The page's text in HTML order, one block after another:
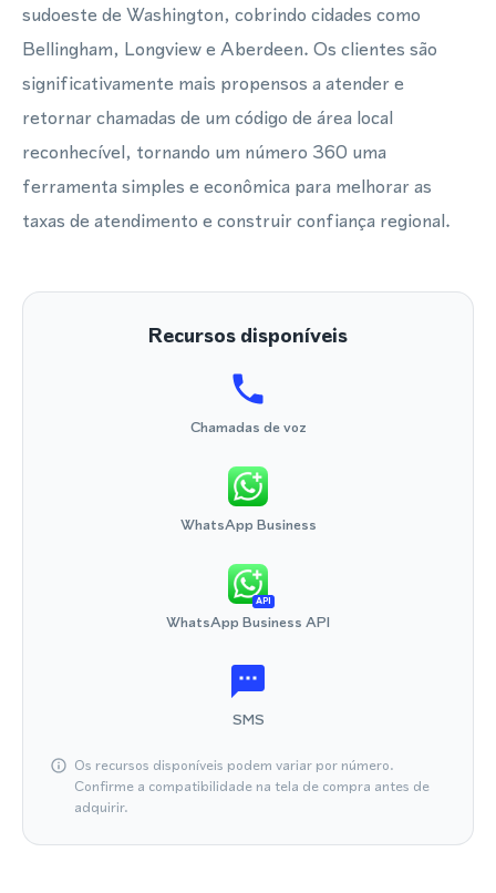
sudoeste de Washington, cobrindo cidades como
Bellingham, Longview e Aberdeen. Os clientes são
significativamente mais propensos a atender e
retornar chamadas de um código de área local
reconhecível, tornando um número 360 uma
ferramenta simples e econômica para melhorar as
taxas de atendimento e construir confiança regional.
Recursos disponíveis
Chamadas de voz
WhatsApp Business
API
WhatsApp Business API
SMS
Os recursos disponíveis podem variar por número.
Confirme a compatibilidade na tela de compra antes de
adquirir.